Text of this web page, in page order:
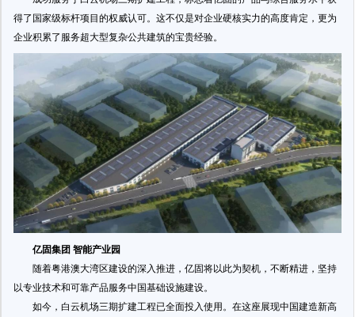
得了国家级标杆项目的权威认可。这不仅是对企业硬核实力的高度肯定，更为
企业积累了服务超大型复杂公共建筑的宝贵经验。
亿固集团 智能产业园
随着粤港澳大湾区建设的深入推进，亿固将以此为契机，不断精进，坚持
以专业技术和可靠产品服务中国基础设施建设。
如今，白云机场三期扩建工程已全面投入使用。在这座展现中国建造新高